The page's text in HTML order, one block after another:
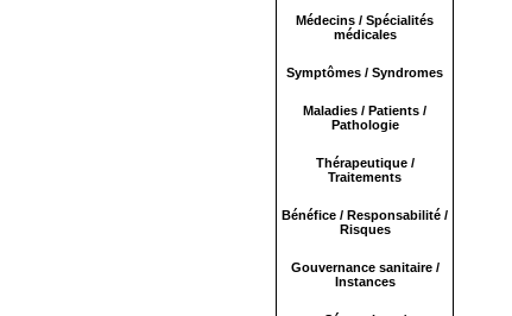
Médecins / Spécialités
médicales
Symptômes / Syndromes
Maladies / Patients /
Pathologie
Thérapeutique /
Traitements
Bénéfice / Responsabilité /
Risques
Gouvernance sanitaire /
Instances